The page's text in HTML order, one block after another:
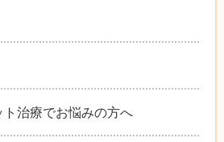
治療でお悩みの方へ